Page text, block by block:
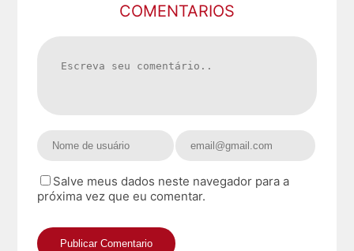
COMENTARIOS
Salve meus dados neste navegador para a
próxima vez que eu comentar.